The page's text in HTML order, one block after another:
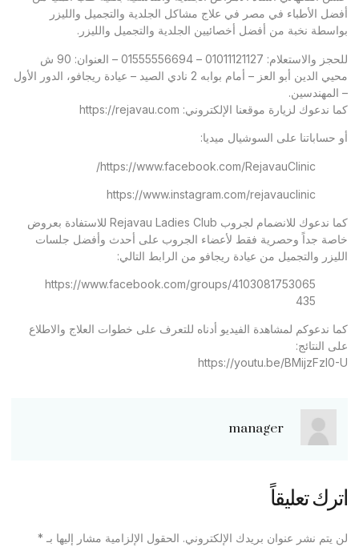
أفضل الأطباء في مصر في علاج مشاكل الجلدية والتجميل والليزر
بواسطة نخبة من أفضل أخصائيين الجلدية والتجميل والليزر.
للحجز والاستعلام: 01011121127 – 01555556694 – العنوان: 90 ش
محيي الدين أبو العز – أمام بوابه 2 نادي الصيد – عيادة ريجافو، الدور الأول
– المهندسين.
كما ندعوك لزيارة موقعنا الإلكتروني: https://rejavau.com
أو حساباتنا على السوشيال ميديا:
https://www.facebook.com/RejavauClinic/
https://www.instagram.com/rejavauclinic
كما ندعوك للانضمام لجروب Rejavau Ladies Club للاستفادة بعروض
خاصة جداً وحصرية فقط لأعضاء الجروب على أحدث وأفضل جلسات
الليزر والتجميل من عيادة ريجافو من الرابط التالي:
https://www.facebook.com/groups/4103081753065
435
كما ندعوكم لمشاهدة الفيديو أدناه للتعرف على خطوات العلاج والاطلاع
على النتائج:
https://youtu.be/BMijzFzl0-U
manager
اترك تعليقاً
لن يتم نشر عنوان بريدك الإلكتروني. الحقول الإلزامية مشار إليها بـ *